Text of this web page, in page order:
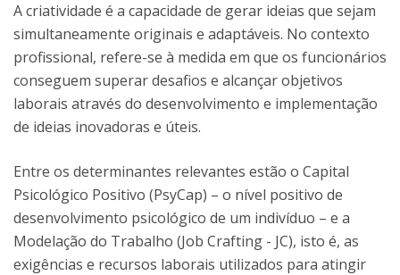
A criatividade é a capacidade de gerar ideias que sejam
simultaneamente originais e adaptáveis. No contexto
profissional, refere-se à medida em que os funcionários
conseguem superar desafios e alcançar objetivos
laborais através do desenvolvimento e implementação
de ideias inovadoras e úteis.
Entre os determinantes relevantes estão o Capital
Psicológico Positivo (PsyCap) – o nível positivo de
desenvolvimento psicológico de um indivíduo – e a
Modelação do Trabalho (Job Crafting - JC), isto é, as
exigências e recursos laborais utilizados para atingir